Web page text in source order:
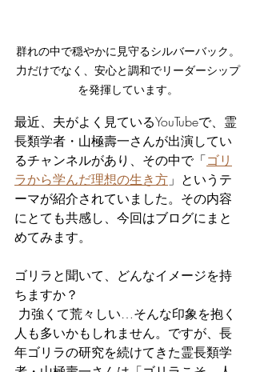
群れの中で穏やかに見守るシルバーバック。
力だけでなく、安心と調和でリーダーシップ
を発揮しています。
最近、夫がよく見ているYouTubeで、霊
長類学者・山極壽一さんが出演してい
るチャンネルがあり、その中で「ゴリ
ラから学んだ理想の生き方 」というテ
ーマが紹介されていました。その内容
にとても共感し、今回はブログにまと
めてみます。
ゴリラと聞いて、どんなイメージを持
ちますか？
人も多いかもしれません。ですが、長
年ゴリラの研究を続けてきた霊長類学